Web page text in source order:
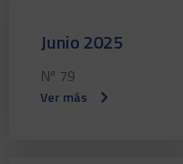
Junio 2025
Nº 79
Ver más